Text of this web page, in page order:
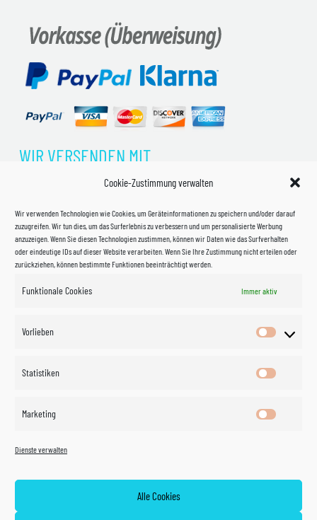
Cookie-Zustimmung verwalten
Wir verwenden Technologien wie Cookies, um Geräteinformationen zu speichern und/oder darauf
zuzugreifen. Wir tun dies, um das Surferlebnis zu verbessern und um personalisierte Werbung
anzuzeigen. Wenn Sie diesen Technologien zustimmen, können wir Daten wie das Surfverhalten
oder eindeutige IDs auf dieser Website verarbeiten. Wenn Sie Ihre Zustimmung nicht erteilen oder
zurückziehen, können bestimmte Funktionen beeinträchtigt werden.
Funktionale Cookies Immer aktiv
Vorlieben
Vorlieben
Statistiken
Marketing
Dienste verwalten
Alle Cookies
WIR VERSENDEN MIT
©